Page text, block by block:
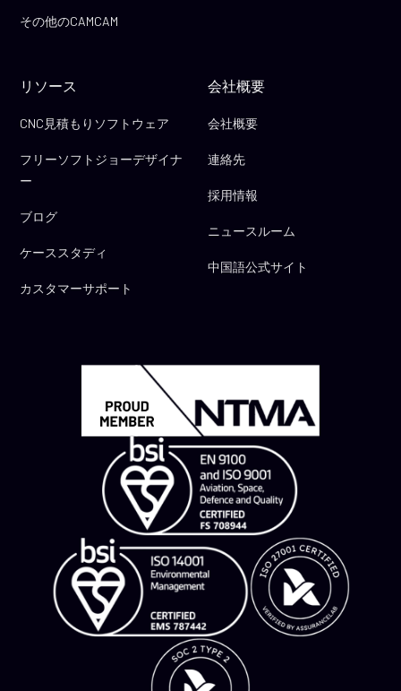
その他のCAMCAM
リソース
CNC見積もりソフトウェア
フリーソフトジョーデザイナ
ー
ブログ
ケーススタディ
カスタマーサポート
会社概要
会社概要
連絡先
採用情報
ニュースルーム
中国語公式サイト